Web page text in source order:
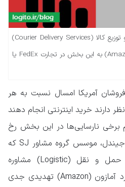
متخصصین بخش خدمات پیک و توزیع کالا (Courier Delivery Services)
انتظار ندارند که ورود آمازون (Amazon) به این بخش در تجارت FedEx یا
آمریکا امسال نسبت به هر
دارند خرید اینترنتی انجام دهند
برخی نارسایی‌ها در این بخش رخ
داده است. همزمان ساتیش جیندل، موسس گروه مشاور SJ که
به شرکت‌های لجستیک و حمل و نقل (Logistic) مشاوره
می‌دهد، گفت که انتظار ندارد آمازون (Amazon) تهدیدی جدی